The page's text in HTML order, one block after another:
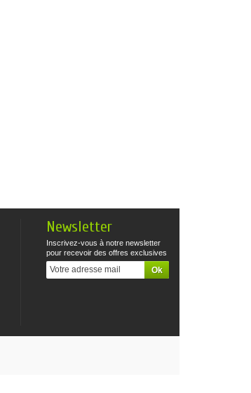
Newsletter
Inscrivez-vous à notre newsletter
pour recevoir des offres exclusives